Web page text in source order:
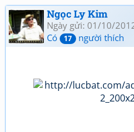
Ngọc Ly Kim
Ngày gửi: 01/10/
Có
17 người thích